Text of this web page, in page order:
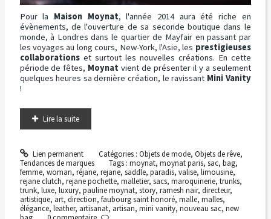
Pour la Maison Moynat, l'année 2014 aura été riche en
évènements, de l'ouverture de sa seconde boutique dans le
monde, à Londres dans le quartier de Mayfair en passant par
les voyages au long cours, New-York, l'Asie, les prestigieuses
collaborationset surtout les nouvelles créations. En cette
période de fêtes, Moynat vient de présenter il y a seulement
quelques heures sa dernière création, le ravissant Mini Vanity
!
Lire la suite
Lien permanent Catégories : Objets de mode, Objets de rêve,
Tendances de marques
Tags :moynat,moynat paris,sac,bag,
femme, woman, réjane, rejane, saddle, paradis, valise, limousine,
rejane clutch, rejane pochette, malletier, sacs, maroquinerie, trunks,
trunk, luxe, luxury, pauline moynat, story, ramesh nair, directeur,
artistique, art, direction, faubourg saint honoré, malle, malles,
élégance, leather, artisanat, artisan, mini vanity, nouveau sac, new